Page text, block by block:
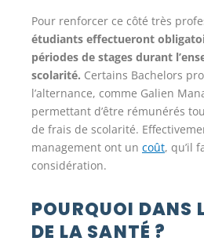
Pour renforcer ce côté très
étudiants effectueront
périodes de stages durant
scolarité. Certains Bachelors
l’alternance, comme Galien
permettant d’être rémunérés
de frais de scolarité.
management ont un coût, qu’il
considération.
POURQUOI DANS
DE LA SANTÉ ?